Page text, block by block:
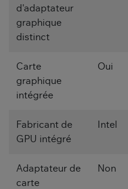
d'adaptateur
graphique
distinct
Carte
graphique
intégrée
Oui
Fabricant de
GPU intégré
Intel
Adaptateur de
carte
Non